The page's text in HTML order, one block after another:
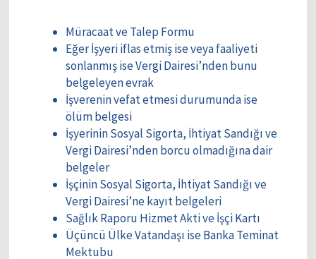
Müracaat ve Talep Formu
Eğer İşyeri iflas etmiş ise veya faaliyeti
sonlanmış ise Vergi Dairesi’nden bunu
belgeleyen evrak
İşverenin vefat etmesi durumunda ise
ölüm belgesi
İşyerinin Sosyal Sigorta, İhtiyat Sandığı ve
Vergi Dairesi’nden borcu olmadığına dair
belgeler
İşçinin Sosyal Sigorta, İhtiyat Sandığı ve
Vergi Dairesi’ne kayıt belgeleri
Sağlık Raporu Hizmet Akti ve İşçi Kartı
Üçüncü Ülke Vatandaşı ise Banka Teminat
Mektubu